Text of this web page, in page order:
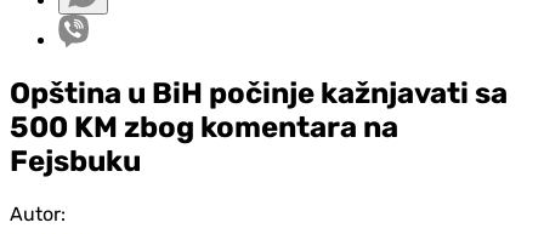
Opština u BiH počinje kažnjavati sa
500 KM zbog komentara na
Fejsbuku
Autor: